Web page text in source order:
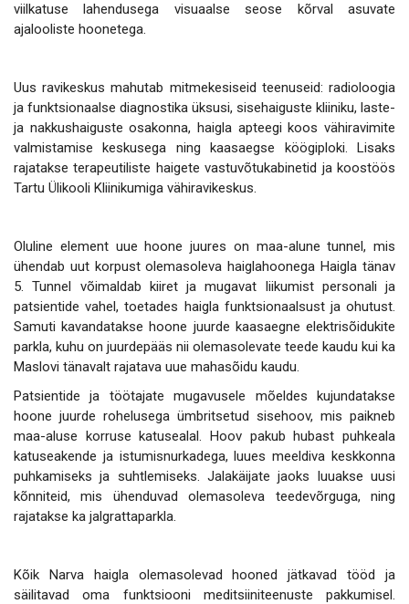
viilkatuse lahendusega visuaalse seose kõrval asuvate
ajalooliste hoonetega.
Uus ravikeskus mahutab mitmekesiseid teenuseid: radioloogia
ja funktsionaalse diagnostika üksusi, sisehaiguste kliiniku, laste-
ja nakkushaiguste osakonna, haigla apteegi koos vähiravimite
valmistamise keskusega ning kaasaegse köögiploki. Lisaks
rajatakse terapeutiliste haigete vastuvõtukabinetid ja koostöös
Tartu Ülikooli Kliinikumiga vähiravikeskus.
Oluline element uue hoone juures on maa-alune tunnel, mis
ühendab uut korpust olemasoleva haiglahoonega Haigla tänav
5. Tunnel võimaldab kiiret ja mugavat liikumist personali ja
patsientide vahel, toetades haigla funktsionaalsust ja ohutust.
Samuti kavandatakse hoone juurde kaasaegne elektrisõidukite
parkla, kuhu on juurdepääs nii olemasolevate teede kaudu kui ka
Maslovi tänavalt rajatava uue mahasõidu kaudu.
Patsientide ja töötajate mugavusele mõeldes kujundatakse
hoone juurde rohelusega ümbritsetud sisehoov, mis paikneb
maa-aluse korruse katusealal. Hoov pakub hubast puhkeala
katuseakende ja istumisnurkadega, luues meeldiva keskkonna
puhkamiseks ja suhtlemiseks. Jalakäijate jaoks luuakse uusi
kõnniteid, mis ühenduvad olemasoleva teedevõrguga, ning
rajatakse ka jalgrattaparkla.
Kõik Narva haigla olemasolevad hooned jätkavad tööd ja
säilitavad oma funktsiooni meditsiiniteenuste pakkumisel.